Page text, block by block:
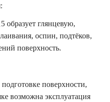
глянцевую,
оспин, подтёков,
поверхность.
поверхности,
возможна эксплуатация